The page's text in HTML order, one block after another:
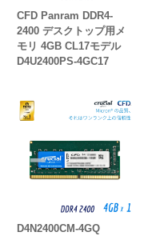
CFD Panram DDR4-
2400 デスクトップ用メ
モリ 4GB CL17モデル
D4U2400PS-4GC17
D4N2400CM-4GQ